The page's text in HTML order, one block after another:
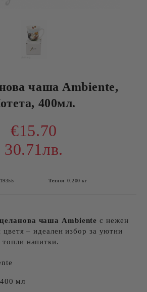
чаша Ambiente,
400мл.
€15.70
30.71лв.
19355 Тегло: 0.200 кг
чаша Ambiente с нежен
цветя – идеален избор за уютни
напитки.
мл